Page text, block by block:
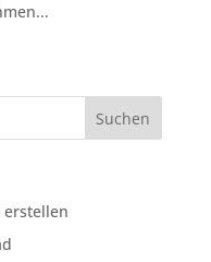
erstellen